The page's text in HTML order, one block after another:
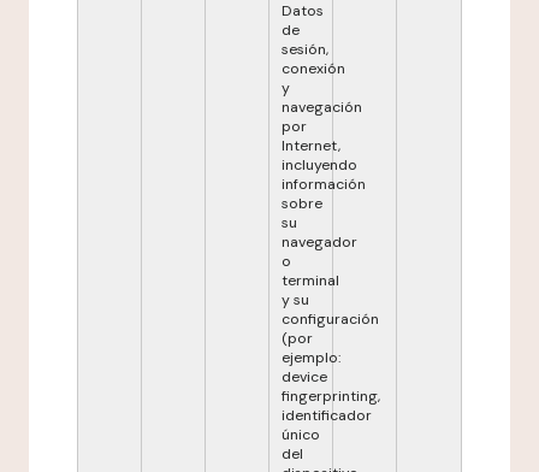
Datos
de
sesión,
conexión
y
navegación
por
Internet,
incluyendo
información
sobre
su
navegador
o
terminal
y su
configuración
(por
ejemplo:
device
fingerprinting,
identificador
único
del